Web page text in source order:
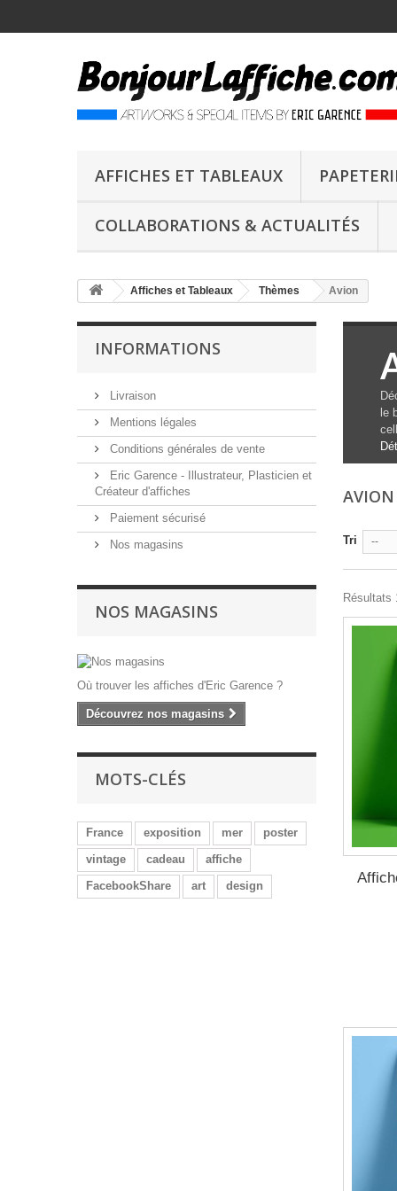
AFFICHES ET TABLEAUX
COLLABORATIONS & ACTUALITÉS
Affiches et Tableaux Thèmes Avion
INFORMATIONS
Livraison
Mentions légales
Conditions générales de vente
Eric Garence - Illustrateur, Plasticien et
Créateur d'affiches
Paiement sécurisé
Nos magasins
NOS MAGASINS
Où trouver les affiches d'Eric Garence ?
Découvrez nos magasins
MOTS-CLÉS
France exposition mer
poster
vintage
cadeau
affiche
FacebookShare
art design
le
Tri --
Résultats